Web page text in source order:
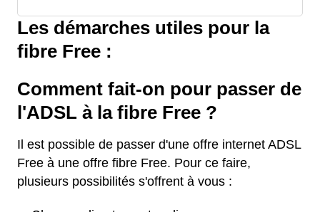
Les démarches utiles pour la
fibre Free :
Comment fait-on pour passer de
l'ADSL à la fibre Free ?
Il est possible de passer d'une offre internet ADSL
Free à une offre fibre Free. Pour ce faire,
plusieurs possibilités s'offrent à vous :